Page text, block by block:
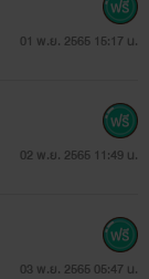
01 พ.ย. 2565 15:17 น.
02 พ.ย. 2565 11:49 น.
03 พ.ย. 2565 05:47 น.